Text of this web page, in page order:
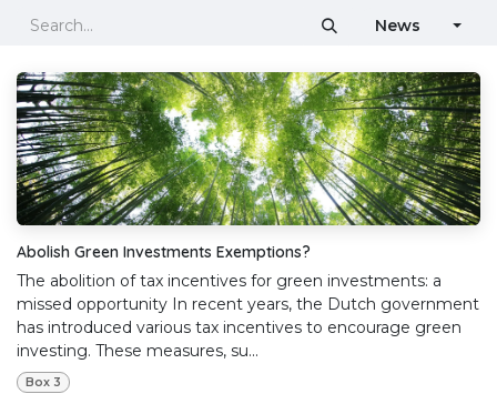
News
Abolish Green Investments Exemptions?
The abolition of tax incentives for green investments: a
missed opportunity In recent years, the Dutch government
has introduced various tax incentives to encourage green
investing. These measures, su...
Box 3